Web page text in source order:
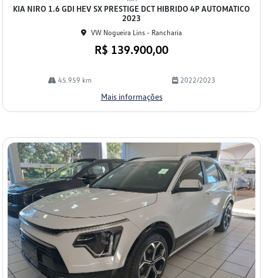
lhe
KIA NIRO 1.6 GDI HEV SX PRESTIGE DCT HIBRIDO 4P AUTOMATICO
2023
VW Nogueira Lins - Rancharia
R$ 139.900,00
45.959 km 2022/2023
Mais informações